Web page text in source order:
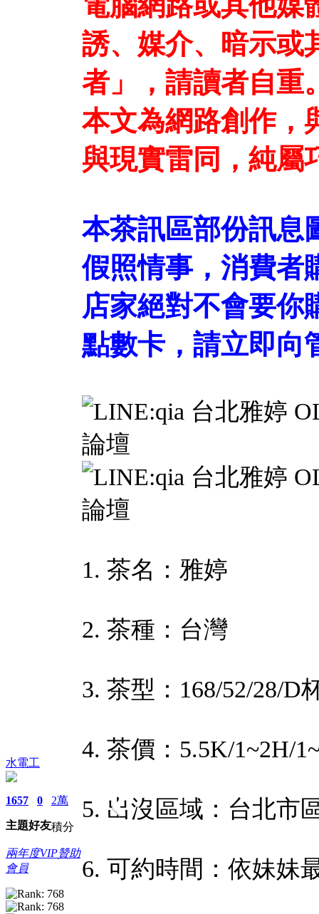
水電工
1657
主題
0
好友
2萬
積分
兩年度VIP贊助
會員
誘、媒介、暗示或
者」，請讀者自重
本文為網路創作，
與現實雷同，純屬
本茶訊區部份訊息
假照情事，消費者
店家絕對不會要你
點數卡，請立即向
1. 茶名：雅婷
2. 茶種：台灣
3. 茶型：168/52/28/D
4. 茶價：5.5K/1~2H/
5. 出沒區域：台北市
6. 可約時間：依妹妹